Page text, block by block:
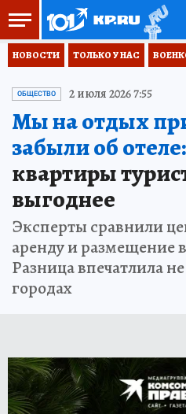
НОВОСТИ ТОЛЬКО У НАС
ОБЩЕСТВО 2 июля 2026 7:55
Мы на отдых
забыли об отеле:
квартиры
выгоднее
Эксперты сравнили
аренду и размещение
Разница впечатлила
городах